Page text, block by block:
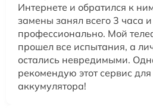
Интернете и обратился к
замены занял всего 3 часа
профессионально. Мой
прошел все испытания, а
остались невредимыми.
рекомендую этот сервис
аккумулятора!